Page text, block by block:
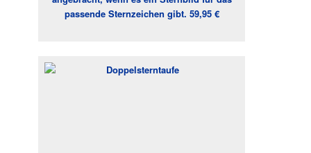
passende Sternzeichen gibt. 59,95 €